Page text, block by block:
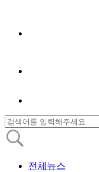
전체뉴스